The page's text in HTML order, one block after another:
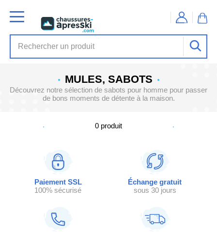
MULES, SABOTS
Découvrez notre sélection de sabots pour homme pour passer
de bons moments de détente à la maison.
0 produit
Paiement SSL
100% sécurisé
Échange gratuit
sous 30 jours